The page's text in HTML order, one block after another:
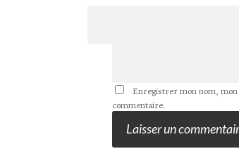
Enregistrer mon nom,
commentaire.